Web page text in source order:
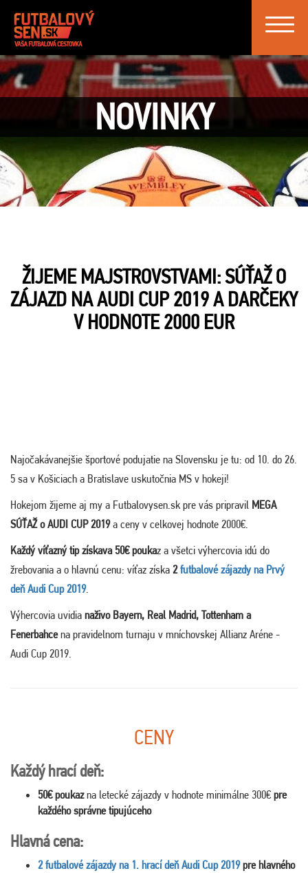
Toggle
NOVINKY
ŽIJEME MAJSTROVSTVAMI: SÚŤAŽ O
ZÁJAZD NA AUDI CUP 2019 A DARČEKY
V HODNOTE 2000 EUR
Najočakávanejšie športové podujatie na Slovensku je tu: od 10. do 26.
5 sa v Košiciach a Bratislave uskutočnia MS v hokeji!
Hokejom žijeme aj my a Futbalovysen.sk pre vás pripravil MEGA
SÚŤAŽ o AUDI CUP 2019a ceny v celkovej hodnote 2000€.
Každý víťazný tip získava 50€ poukaz a všetci výhercovia idú do
žrebovania a o hlavnú cenu: víťaz získa 2futbalové zájazdy na Prvý
deň Audi Cup 2019.
Výhercovia uvidia naživo Bayern, Real Madrid, Tottenham a
Fenerbahcena pravidelnom turnaju v mníchovskej Allianz Aréne -
Audi Cup 2019.
CENY
Každý hrací deň:
50€ poukazna letecké zájazdy v hodnote minimálne 300€pre
každého správne tipujúceho
Hlavná cena:
2 futbalové zájazdy na 1. hrací deň Audi Cup 2019pre hlavného